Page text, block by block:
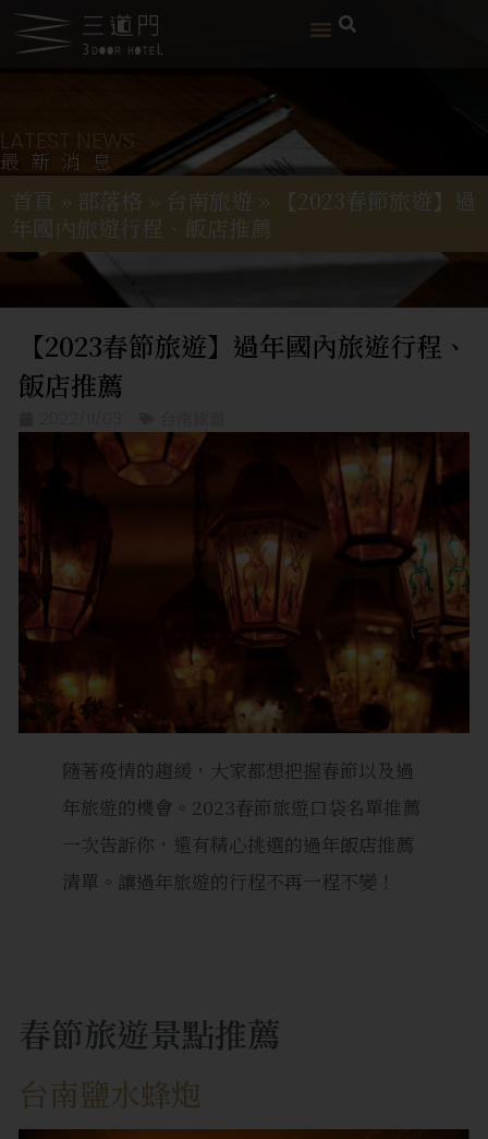
最新消息
首頁 » 部落格 » 台南旅遊 »
【2023春節旅遊】過
年國內旅遊行程、飯店推薦
【2023春節旅遊】過年國內旅遊行程、
飯店推薦
隨著疫情的趨緩，大家都想把握春節以及過
年旅遊的機會。2023春節旅遊口袋名單推薦
一次告訴你，還有精心挑選的過年飯店推薦
清單。讓過年旅遊的行程不再一程不變！
春節旅遊景點推薦
台南鹽水蜂炮